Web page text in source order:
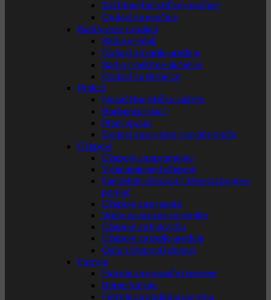
Zaštitne (balističke) naočale
Dodaci za naočale
Radio veza i dodaci
Radio uređaji
Dodaci za radio uređaje
Radio i zaštitne slušalice
Dodaci za slušalice
Prsluci
Nosači balističke zaštite
Borbeni prsluci
Prsni prsluci
Dodaci za prsluke i nosače ploča
Džepovi
Džepovi za spremnike
Višenamjenski džepovi
Sanitetski džepovi / džepovi za prvu
pomoć
Džepovi za granate
Vreće za prazne spremike
Džepovi za hidraciju
Džepovi za radio uređaje
Ostali džepovi i dodaci
Futrole
Futrole za opasače i remene
Butne futrole
Futrole za dodatnu opremu